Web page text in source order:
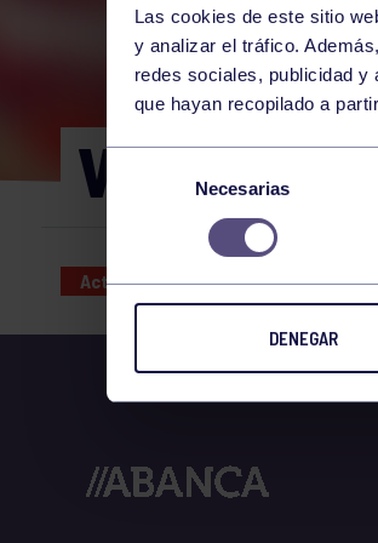
Las cookies de este sitio
y analizar el tráfico.
redes sociales, publicidad y
que hayan recopilado a
de
consentimiento
Necesarias
DENEGAR
VIERNES
Actividades deportivas 16